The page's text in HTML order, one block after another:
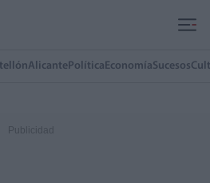
Alicante Política EconomíaSucesos